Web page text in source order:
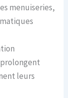
menuiseries,
leurs